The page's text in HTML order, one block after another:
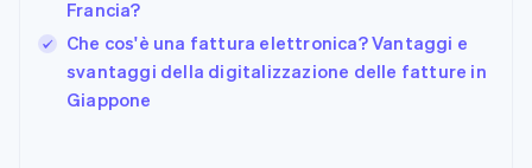
Francia?
Che cos'è una fattura elettronica? Vantaggi e
svantaggi della digitalizzazione delle fatture in
Giappone
English
Grecia
English
India
English